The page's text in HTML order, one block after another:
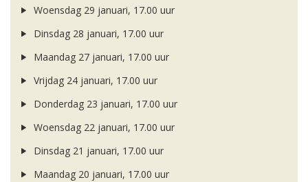
Woensdag 29 januari, 17.00 uur
Dinsdag 28 januari, 17.00 uur
Maandag 27 januari, 17.00 uur
Vrijdag 24 januari, 17.00 uur
Donderdag 23 januari, 17.00 uur
Woensdag 22 januari, 17.00 uur
Dinsdag 21 januari, 17.00 uur
Maandag 20 januari, 17.00 uur